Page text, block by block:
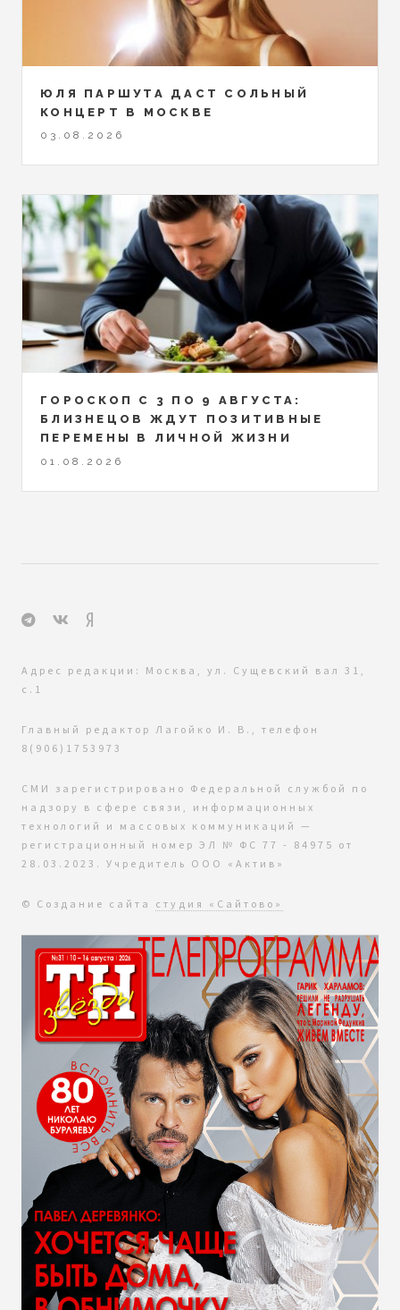
ЮЛЯ ПАРШУТА ДАСТ СОЛЬНЫЙ
КОНЦЕРТ В МОСКВЕ
03.08.2026
ГОРОСКОП С 3 ПО 9 АВГУСТА:
БЛИЗНЕЦОВ ЖДУТ ПОЗИТИВНЫЕ
ПЕРЕМЕНЫ В ЛИЧНОЙ ЖИЗНИ
01.08.2026
Адрес редакции: Москва, ул. Сущевский вал 31,
с.1
Главный редактор Лагойко И. В., телефон
8(906)1753973
СМИ зарегистрировано Федеральной службой по
надзору в сфере связи, информационных
технологий и массовых коммуникаций —
регистрационный номер ЭЛ № ФС 77 - 84975 от
28.03.2023. Учредитель ООО «Актив»
© Создание сайта студия «Сайтово»